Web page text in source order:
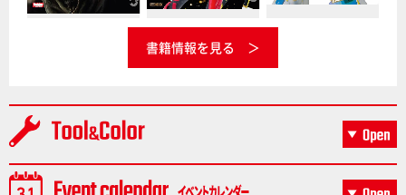
書籍情報を見る